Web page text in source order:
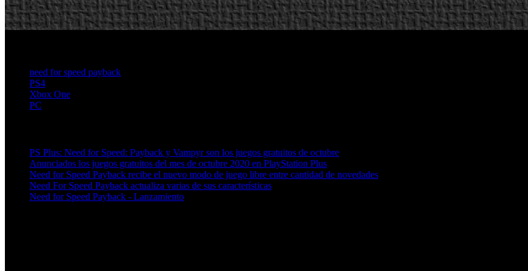
need for speed payback
PS4
Xbox One
PC
PS Plus: Need for Speed: Payback y Vampyr son los juegos gratuitos de octubre
Anunciados los juegos gratuitos del mes de octubre 2020 en PlayStation Plus
Need for Speed Payback recibe el nuevo modo de juego libre entre cantidad de novedades
Need For Speed Payback actualiza varias de sus características
Need for Speed Payback - Lanzamiento